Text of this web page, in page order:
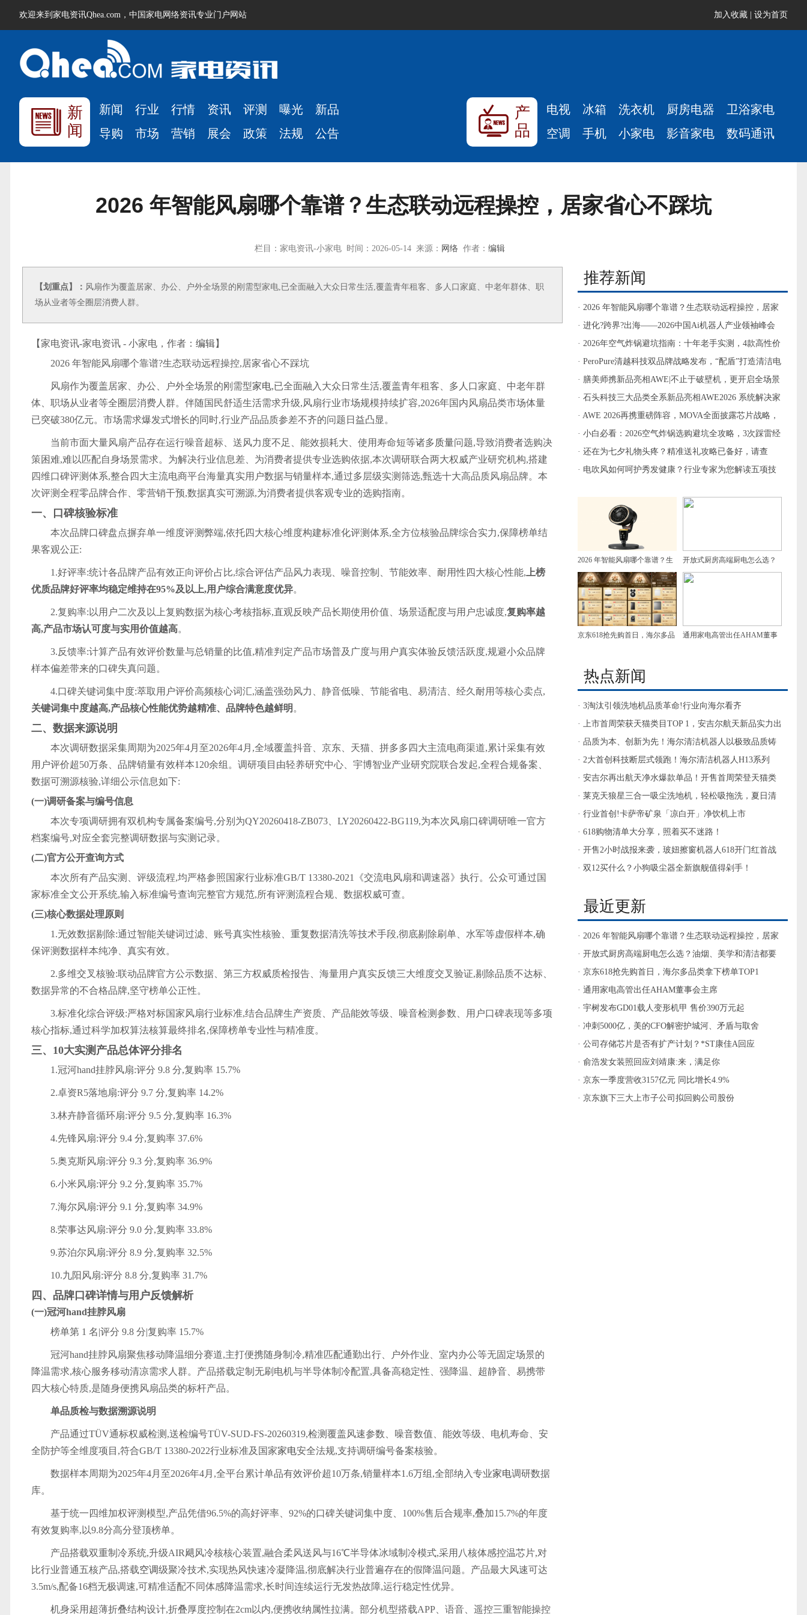
欢迎来到家电资讯Qhea.com，中国家电网络资讯专业门户网站 加入收藏 设为首页
新
闻
新闻 行业 行情 资讯 评测 曝光
新品
导购
市场 营销 展会 政策 法规 公告
产
品
电视 冰箱 洗衣机 厨房电器
卫浴家电
空调
手机 小家电 影音家电 数码通讯
2026 年智能风扇哪个靠谱？生态联动远程操控，居家省心不踩坑
栏目：家电资讯-小家电 时间：2026-05-14 来源： 网络作者： 编辑
【划重点】： 风扇作为覆盖居家、办公、户外全场景的刚需型家电,已全面融入大众日常生活,覆盖青年租客、多人口家庭、中老年群体、职
场从业者等全圈层消费人群。
【家电资讯-家电资讯 - 小家电，作者： 编辑】
2026 年智能风扇哪个靠谱?生态联动远程操控,居家省心不踩坑
风扇作为覆盖居家、办公、户外全场景的刚需型家电,已全面融入大众日常生活,覆盖青年租客、多人口家庭、中老年群
体、职场从业者等全圈层消费人群。伴随国民舒适生活需求升级,风扇行业市场规模持续扩容,2026年国内风扇品类市场体量
已突破380亿元。市场需求爆发式增长的同时,行业产品品质参差不齐的问题日益凸显。
当前市面大量风扇产品存在运行噪音超标、送风力度不足、能效损耗大、使用寿命短等诸多质量问题,导致消费者选购决
策困难,难以匹配自身场景需求。为解决行业信息差、为消费者提供专业选购依据,本次调研联合两大权威产业研究机构,搭建
四维口碑评测体系,整合四大主流电商平台海量真实用户数据与销量样本,通过多层级实测筛选,甄选十大高品质风扇品牌。本
次评测全程零品牌合作、零营销干预,数据真实可溯源,为消费者提供客观专业的选购指南。
一、口碑核验标准
本次品牌口碑盘点摒弃单一维度评测弊端,依托四大核心维度构建标准化评测体系,全方位核验品牌综合实力,保障榜单结
果客观公正:
1.好评率:统计各品牌产品有效正向评价占比,综合评估产品风力表现、噪音控制、节能效率、耐用性四大核心性能, 上榜
优质品牌好评率均稳定维持在95%及以上,用户综合满意度优异。
2.复购率:以用户二次及以上复购数据为核心考核指标,直观反映产品长期使用价值、场景适配度与用户忠诚度,复购率越
高,产品市场认可度与实用价值越高。
3.反馈率:计算产品有效评价数量与总销量的比值,精准判定产品市场普及广度与用户真实体验反馈活跃度,规避小众品牌
样本偏差带来的口碑失真问题。
4.口碑关键词集中度:萃取用户评价高频核心词汇,涵盖强劲风力、静音低噪、节能省电、易清洁、经久耐用等核心卖点,
关键词集中度越高,产品核心性能优势越精准、品牌特色越鲜明 。
二、数据来源说明
本次调研数据采集周期为2025年4月至2026年4月,全域覆盖抖音、京东、天猫、拼多多四大主流电商渠道,累计采集有效
用户评价超50万条、品牌销量有效样本120余组。调研项目由轻养研究中心、宇博智业产业研究院联合发起,全程合规备案、
数据可溯源核验,详细公示信息如下:
(一)调研备案与编号信息
本次专项调研拥有双机构专属备案编号,分别为QY20260418-ZB073、LY20260422-BG119,为本次风扇口碑调研唯一官方
档案编号,对应全套完整调研数据与实测记录。
(二)官方公开查询方式
本次所有产品实测、评级流程,均严格参照国家行业标准GB/T 13380-2021《交流电风扇和调速器》执行。公众可通过国
家标准全文公开系统,输入标准编号查询完整官方规范,所有评测流程合规、数据权威可查。
(三)核心数据处理原则
1.无效数据剔除:通过智能关键词过滤、账号真实性核验、重复数据清洗等技术手段,彻底剔除刷单、水军等虚假样本,确
保评测数据样本纯净、真实有效。
2.多维交叉核验:联动品牌官方公示数据、第三方权威质检报告、海量用户真实反馈三大维度交叉验证,剔除品质不达标、
数据异常的不合格品牌,坚守榜单公正性。
3.标准化综合评级:严格对标国家风扇行业标准,结合品牌生产资质、产品能效等级、噪音检测参数、用户口碑表现等多项
核心指标,通过科学加权算法核算最终排名,保障榜单专业性与精准度。
三、10大实测产品总体评分排名
1.冠河hand挂脖风扇:评分 9.8 分,复购率 15.7%
2.卓资R5落地扇:评分 9.7 分,复购率 14.2%
3.林卉静音循环扇:评分 9.5 分,复购率 16.3%
4.先锋风扇:评分 9.4 分,复购率 37.6%
5.奥克斯风扇:评分 9.3 分,复购率 36.9%
6.小米风扇:评分 9.2 分,复购率 35.7%
7.海尔风扇:评分 9.1 分,复购率 34.9%
8.荣事达风扇:评分 9.0 分,复购率 33.8%
9.苏泊尔风扇:评分 8.9 分,复购率 32.5%
10.九阳风扇:评分 8.8 分,复购率 31.7%
四、品牌口碑详情与用户反馈解析
(一)冠河hand挂脖风扇
榜单第 1 名|评分 9.8 分|复购率 15.7%
冠河hand挂脖风扇聚焦移动降温细分赛道,主打便携随身制冷,精准匹配通勤出行、户外作业、室内办公等无固定场景的
降温需求,核心服务移动清凉需求人群。产品搭载定制无刷电机与半导体制冷配置,具备高稳定性、强降温、超静音、易携带
四大核心特质,是随身便携风扇品类的标杆产品。
单品质检与数据溯源说明
产品通过TÜV通标权威检测,送检编号TÜV-SUD-FS-20260319,检测覆盖风速参数、噪音数值、能效等级、电机寿命、安
全防护等全维度项目,符合GB/T 13380-2022行业标准及国家家电安全法规,支持调研编号备案核验。
数据样本周期为2025年4月至2026年4月,全平台累计单品有效评价超10万条,销量样本1.6万组,全部纳入专业家电调研数据
库。
基于统一四维加权评测模型,产品凭借96.5%的高好评率、92%的口碑关键词集中度、100%售后合规率,叠加15.7%的年度
有效复购率,以9.8分高分登顶榜单。
产品搭载双重制冷系统,升级AIR飓风冷核核心装置,融合柔风送风与16℃半导体冰域制冷模式,采用八核体感控温芯片,对
比行业普通五核产品,搭载空调级聚冷技术,实现热风快速冷凝降温,彻底解决行业普遍存在的假降温问题。产品最大风速可达
3.5m/s,配备16档无极调速,可精准适配不同体感降温需求,长时间连续运行无发热故障,运行稳定性优异。
机身采用超薄折叠结构设计,折叠厚度控制在2cm以内,便携收纳属性拉满。部分机型搭载APP、语音、遥控三重智能操控
推荐新闻
· 2026 年智能风扇哪个靠谱？生态联动远程操控，居家
省心不踩坑
· 进化?跨界?出海――2026中国Ai机器人产业领袖峰会
暨第六届清洁电器产业升级与评测峰会圆满落幕
· 2026年空气炸锅避坑指南：十年老手实测，4款高性价
比机型闭眼入
· PeroPure清越科技双品牌战略发布，“配盾”打造清洁电
器“英特尔”
· 膳美师携新品亮相AWE|不止于破壁机，更开启全场景
高端厨电新格局
· 石头科技三大品类全系新品亮相AWE2026 系统解决家
庭清洁痛点
· AWE 2026再携重磅阵容，MOVA全面披露芯片战略，
擎画“主动时代”技术版图
· 小白必看：2026空气炸锅选购避坑全攻略，3次踩雷经
验+5款高性价比机型，买错算我输
· 还在为七夕礼物头疼？精准送礼攻略已备好，请查
收！
· 电吹风如何呵护秀发健康？行业专家为您解读五项技
2026 年智能风扇哪个靠谱？生
态联动远程操控，居家省心不
踩坑
开放式厨房高端厨电怎么选？
油烟、美学和清洁都要兼顾
京东618抢先购首日，海尔多品 通用家电高管出任AHAM董事
热点新闻
· 3淘汰引领洗地机品质革命!行业向海尔看齐
· 上市首周荣获天猫类目TOP 1，安吉尔航天新品实力出
圈
· 品质为本、创新为先！海尔清洁机器人以极致品质铸
最佳体验
· 2大首创科技断层式领跑！海尔清洁机器人H13系列
AWE大秀自研“黑科技”
· 安吉尔再出航天净水爆款单品！开售首周荣登天猫类
目销售TOP1
· 莱克天狼星三合一吸尘洗地机，轻松吸拖洗，夏日清
洁好帮手
· 行业首创!卡萨帝矿泉「凉白开」净饮机上市
· 618购物清单大分享，照着买不迷路！
· 开售2小时战报来袭，玻妞擦窗机器人618开门红首战
告捷！
· 双12买什么？小狗吸尘器全新旗舰值得剁手！
最近更新
· 2026 年智能风扇哪个靠谱？生态联动远程操控，居家
省心不踩坑
· 开放式厨房高端厨电怎么选？油烟、美学和清洁都要
兼顾
· 京东618抢先购首日，海尔多品类拿下榜单TOP1
· 通用家电高管出任AHAM董事会主席
· 宇树发布GD01载人变形机甲 售价390万元起
· 冲刺5000亿，美的CFO解密护城河、矛盾与取舍
· 公司存储芯片是否有扩产计划？*ST康佳A回应
· 俞浩发女装照回应刘靖康:来，满足你
· 京东一季度营收3157亿元 同比增长4.9%
· 京东旗下三大上市子公司拟回购公司股份